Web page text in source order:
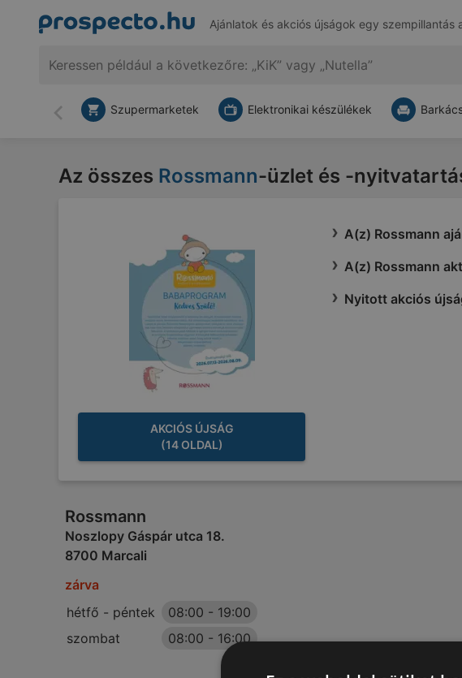
Ajánlatok és akciós újságok egy szempillantás
Vissza
Szupermarketek Elektronikai készülékek
Az összes Rossmann-üzlet és -
AKCIÓS ÚJSÁG
(14 OLDAL)
A(z) Rossmann
A(z) Rossmann
Nyitott akciós
Rossmann
Noszlopy Gáspár utca 18.
8700 Marcali
zárva
hétfő - péntek
08:00 - 19:00
szombat
08:00 - 16:00